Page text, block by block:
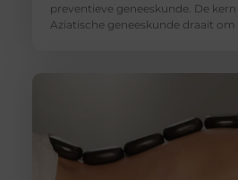
preventieve geneeskunde. De
Aziatische geneeskunde draait om